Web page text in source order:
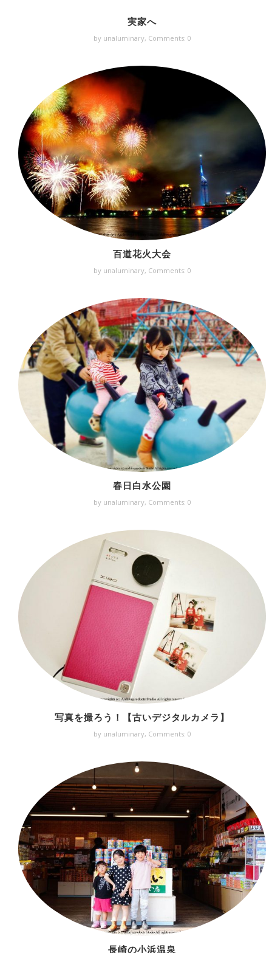
実家へ
by unaluminary, Comments: 0
百道花火大会
by unaluminary, Comments: 0
春日白水公園
by unaluminary, Comments: 0
写真を撮ろう！【古いデジタルカメラ】
by unaluminary, Comments: 0
長崎の小浜温泉